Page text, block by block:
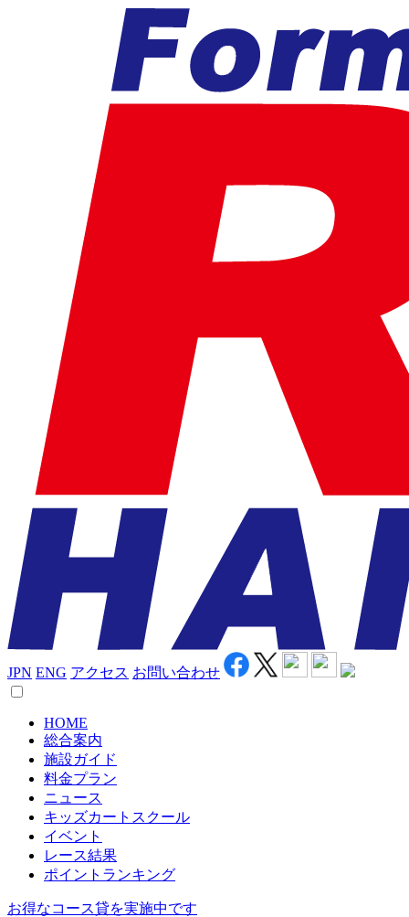
JPN ENG アクセス お問い合わせ
HOME
総合案内
施設ガイド
料金プラン
ニュース
キッズカートスクール
イベント
レース結果
ポイントランキング
お得なコース貸を実施中です